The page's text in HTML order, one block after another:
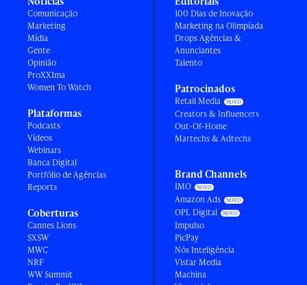
Comunicação
Marketing
Mídia
Gente
Opinião
ProXXIma
Women To Watch
Plataformas
Podcasts
Vídeos
Webinars
Banca Digital
Portfólio de Agências
Reports
Coberturas
Cannes Lions
SXSW
MWC
NRF
WW Summit
100 Dias de Inovação
Marketing na Olimpíada
Drops Agências &
Anunciantes
Talento
Patrocinados
Retail Media
Creators & Influencers
Out-Of-Home
Martechs & Adtechs
Brand Channels
IMO
Amazon Ads
OPL Digital
Impulso
PicPay
Nós Inteligência
Vistar Media
Machina